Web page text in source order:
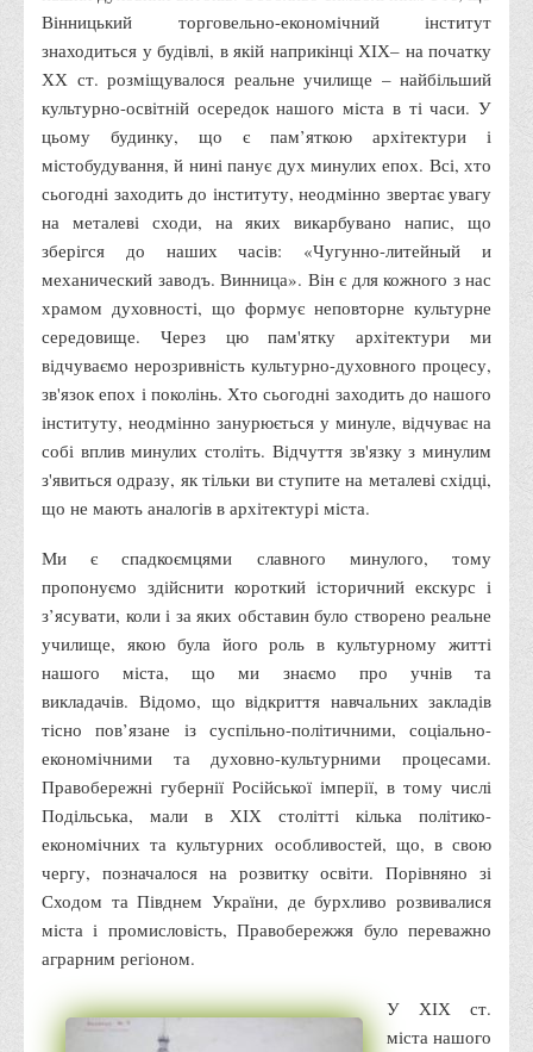
Соціальна реклама
Правила поведінки у разі виявлення вибухонебезпечних
предметів
Протидія торгівлі людьми
Дії населення в умовах надзвичайних ситуацій воєнного
характеру
Правила безпечної поведінки учасників освітнього процесу в
умовах війни
Що можна і не можна знімати, показувати під час війни
Контакти державних та громадських організацій, які
допомагають тим, хто пережили сексуальне насильство,
пов'язане з конфліктом та їх родинам у Вінницькій області
10 точних фактів про наркотики. З’ясуй правду про
наркотики. Врятуй чиєсь життя
Контакти
Екскурсія до ВТЕІ
SEL
Smart Electronic Learning
Репозиторій
Структура
Факультети
Обліково-фінансовий
Торгівлі, маркетингу та сфери обслуговування
Економіки, менеджменту та права
Кафедри
Маркетингу та реклами
Товарознавства, експертизи та торговельного
Вінницький торговельно-економічний інститут
знаходиться у будівлі, в якій наприкінці ХІХ– на початку
ХХ ст. розміщувалося реальне училище – найбільший
культурно-освітній осередок нашого міста в ті часи. У
цьому будинку, що є пам’яткою архітектури і
містобудування, й нині панує дух минулих епох. Всі, хто
сьогодні заходить до інституту, неодмінно звертає увагу
на металеві сходи, на яких викарбувано напис, що
зберігся до наших часів: «Чугунно-литейный и
механический заводъ. Винница». Він є для кожного з нас
храмом духовності, що формує неповторне культурне
середовище. Через цю пам'ятку архітектури ми
відчуваємо нерозривність культурно-духовного процесу,
зв'язок епох і поколінь. Хто сьогодні заходить до нашого
інституту, неодмінно занурюється у минуле, відчуває на
собі вплив минулих століть. Відчуття зв'язку з минулим
з'явиться одразу, як тільки ви ступите на металеві східці,
що не мають аналогів в архітектурі міста.
Ми є спадкоємцями славного минулого, тому
пропонуємо здійснити короткий історичний екскурс і
з’ясувати, коли і за яких обставин було створено реальне
училище, якою була його роль в культурному житті
нашого міста, що ми знаємо про учнів та
викладачів.Відомо, що відкриття навчальних закладів
тісно пов’язане із суспільно-політичними, соціально-
економічними та духовно-культурними процесами.
Правобережні губернії Російської імперії, в тому числі
Подільська, мали в ХІХ столітті кілька політико-
економічних та культурних особливостей, що, в свою
чергу, позначалося на розвитку освіти. Порівняно зі
Сходом та Півднем України, де бурхливо розвивалися
міста і промисловість, Правобережжя було переважно
аграрним регіоном.
У ХІХ ст.
міста нашого